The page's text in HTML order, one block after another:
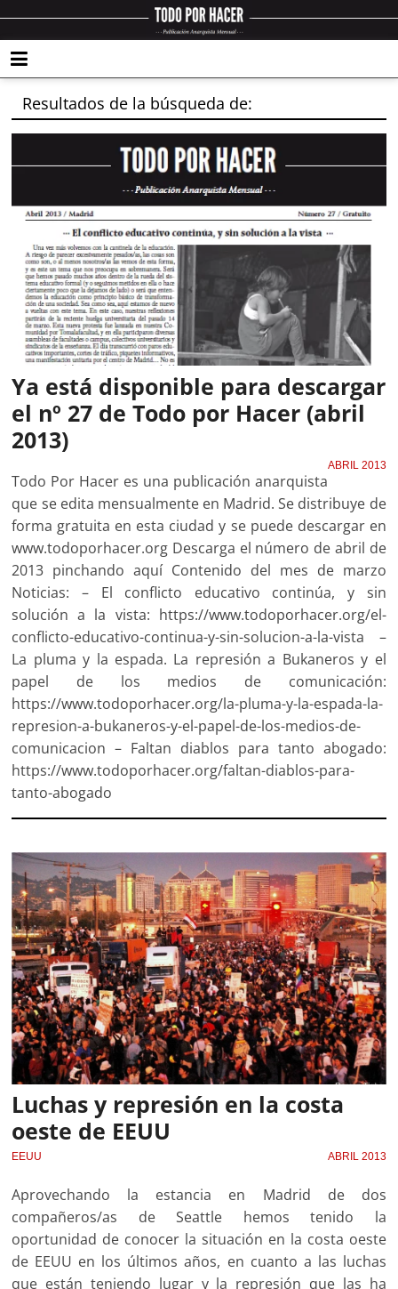
Resultados de la búsqueda de:
Ya está disponible para descargar
el nº 27 de Todo por Hacer (abril
2013)
ABRIL 2013
Todo Por Hacer es una publicación anarquista
que se edita mensualmente en Madrid. Se distribuye de
forma gratuita en esta ciudad y se puede descargar en
www.todoporhacer.org Descarga el número de abril de
2013 pinchando aquí Contenido del mes de marzo
Noticias: – El conflicto educativo continúa, y sin
solución a la vista: https://www.todoporhacer.org/el-
conflicto-educativo-continua-y-sin-solucion-a-la-vista –
La pluma y la espada. La represión a Bukaneros y el
papel de los medios de comunicación:
https://www.todoporhacer.org/la-pluma-y-la-espada-la-
represion-a-bukaneros-y-el-papel-de-los-medios-de-
comunicacion – Faltan diablos para tanto abogado:
https://www.todoporhacer.org/faltan-diablos-para-
tanto-abogado
Luchas y represión en la costa
oeste de EEUU
EEUU ABRIL 2013
Aprovechando la estancia en Madrid de dos
compañeros/as de Seattle hemos tenido la
oportunidad de conocer la situación en la costa oeste
de EEUU en los últimos años, en cuanto a las luchas
que están teniendo lugar y la represión que las ha